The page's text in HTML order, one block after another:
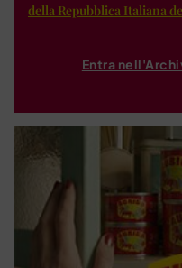
della Repubblica Italiana
Entra